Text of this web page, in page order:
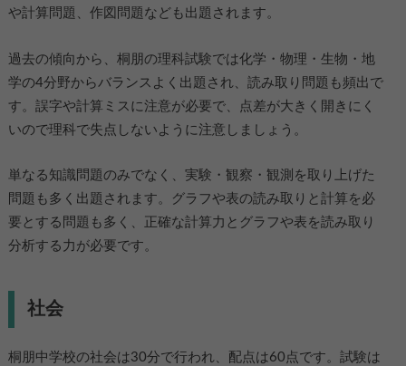
や計算問題、作図問題なども出題されます。
過去の傾向から、桐朋の理科試験では化学・物理・生物・地
学の4分野からバランスよく出題され、読み取り問題も頻出で
す。誤字や計算ミスに注意が必要で、点差が大きく開きにく
いので理科で失点しないように注意しましょう。
単なる知識問題のみでなく、実験・観察・観測を取り上げた
問題も多く出題されます。グラフや表の読み取りと計算を必
要とする問題も多く、正確な計算力とグラフや表を読み取り
分析する力が必要です。
社会
桐朋中学校の社会は30分で行われ、配点は60点です。試験は